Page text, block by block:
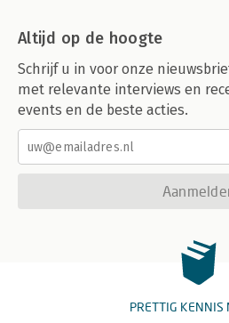
Altijd op de hoogte
Schrijf u in voor onze
met relevante interviews en
events en de beste acties.
PRETTIG KENNIS